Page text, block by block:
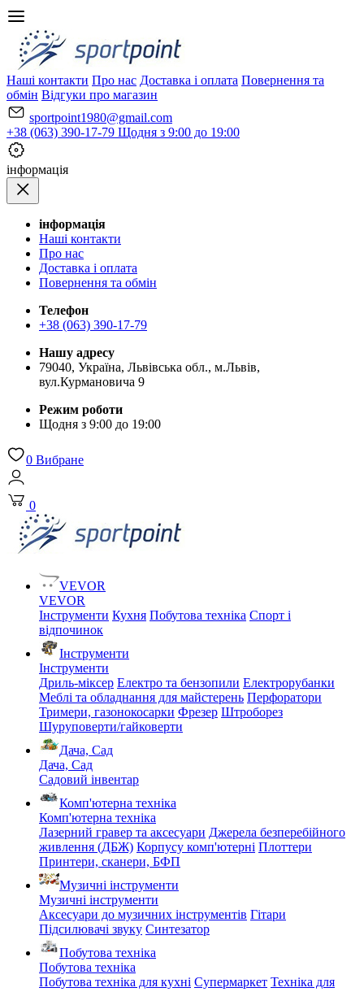
Наші контакти Про нас Доставка і оплата Повернення та
обмін Відгуки про магазин
sportpoint1980@gmail.com
+38 (063) 390-17-79 Щодня з 9:00 до 19:00
iнформація
iнформація
Наші контакти
Про нас
Доставка і оплата
Повернення та обмін
Телефон
+38 (063) 390-17-79
Нашу адресу
79040, Україна, Львівська обл., м.Львів,
вул.Курмановича 9
Режим роботи
Щодня з 9:00 до 19:00
0 Вибране
0
VEVOR
VEVOR
Інструменти Кухня Побутова техніка Спорт і
відпочинок
Інструменти
Інструменти
Дриль-міксер Електро та бензопили Електрорубанки
Меблі та обладнання для майстерень Перфоратори
Тримери, газонокосарки Фрезер Штроборез
Шуруповерти/гайковерти
Дача, Сад
Дача, Сад
Садовий інвентар
Комп'ютерна техніка
Комп'ютерна техніка
Лазерний гравер та аксесуари Джерела безперебійного
живлення (ДБЖ) Корпусу комп'ютерні Плоттери
Принтери, сканери, БФП
Музичні інструменти
Музичні інструменти
Аксесуари до музичних інструментів Гітари
Підсилювачі звуку Синтезатор
Побутова техніка
Побутова техніка
Побутова техніка для кухні Супермаркет Техніка для